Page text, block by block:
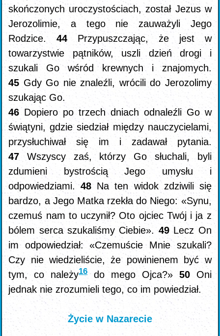
skończonych uroczystościach, został Jezus w
Jerozolimie, a tego nie zauważyli Jego
Rodzice.44 Przypuszczając, że jest w
towarzystwie pątników, uszli dzień drogi i
szukali Go wśród krewnych i znajomych.
45 Gdy Go nie znaleźli, wrócili do Jerozolimy
szukając Go.
46 Dopiero po trzech dniach odnaleźli Go w
świątyni, gdzie siedział między nauczycielami,
przysłuchiwał się im i zadawał pytania.
47Wszyscy zaś, którzy Go słuchali, byli
zdumieni bystrością Jego umysłu i
odpowiedziami.48 Na ten widok zdziwili się
bardzo, a Jego Matka rzekła do Niego: «Synu,
czemuś nam to uczynił? Oto ojciec Twój i ja z
bólem serca szukaliśmy Ciebie». 49 Lecz On
im odpowiedział: «Czemuście Mnie szukali?
Czy nie wiedzieliście, że powinienem być w
tym, co należy16do mego Ojca?» 50 Oni
jednak nie zrozumieli tego, co im powiedział.
Życie w Nazarecie